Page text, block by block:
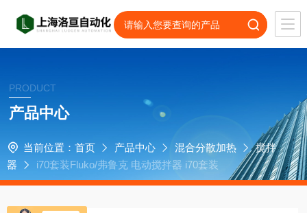
PRODUCT
产品中心
当前位置： 首页 产品中心 混合分散加热
搅拌
器
i70套装Fluko/弗鲁克 电动搅拌器 i70套装